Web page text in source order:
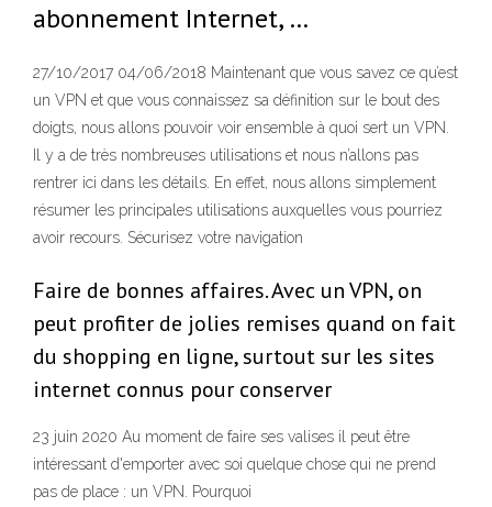
abonnement Internet, …
27/10/2017 04/06/2018 Maintenant que vous savez ce qu’est
un VPN et que vous connaissez sa définition sur le bout des
doigts, nous allons pouvoir voir ensemble à quoi sert un VPN.
Il y a de très nombreuses utilisations et nous n’allons pas
rentrer ici dans les détails. En effet, nous allons simplement
résumer les principales utilisations auxquelles vous pourriez
avoir recours. Sécurisez votre navigation
Faire de bonnes affaires. Avec un VPN, on
peut profiter de jolies remises quand on fait
du shopping en ligne, surtout sur les sites
internet connus pour conserver
23 juin 2020 Au moment de faire ses valises il peut être
intéressant d'emporter avec soi quelque chose qui ne prend
pas de place : un VPN. Pourquoi